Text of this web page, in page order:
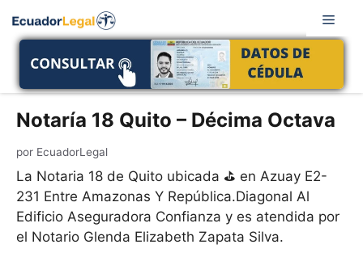
Notaría 18 Quito – Décima Octava
por EcuadorLegal
La Notaria 18 de Quito ubicada ⛳ en Azuay E2-
231 Entre Amazonas Y República.Diagonal Al
Edificio Aseguradora Confianza y es atendida por
el Notario Glenda Elizabeth Zapata Silva.